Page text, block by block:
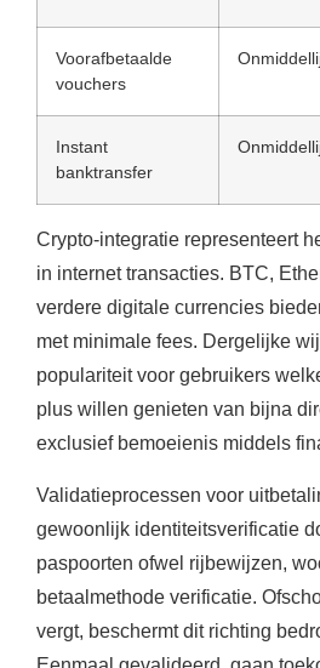
Voorafbetaalde
vouchers
Instant
banktransfer
Crypto-integratie representeert
in internet transacties. BTC,
verdere digitale currencies
met minimale fees. Dergelijke
populariteit voor gebruikers
plus willen genieten van bijna
exclusief bemoeienis middels
Validatieprocessen voor
gewoonlijk identiteitsverificatie
paspoorten ofwel rijbewijzen,
betaalmethode verificatie.
vergt, beschermt dit richting